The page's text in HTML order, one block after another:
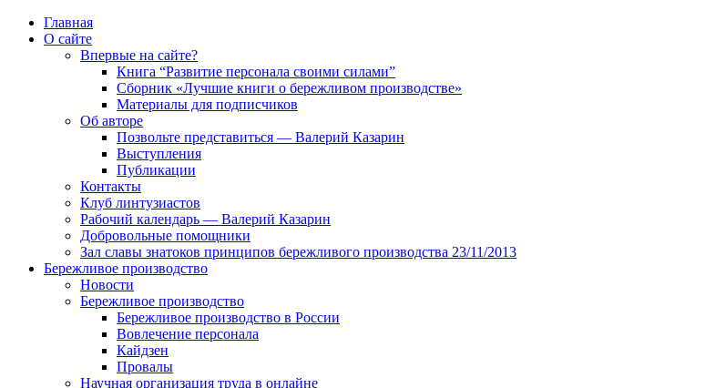
Главная
О сайте
Впервые на сайте?
Книга “Развитие персонала своими силами”
Сборник «Лучшие книги о бережливом производстве»
Материалы для подписчиков
Об авторе
Позвольте представиться — Валерий Казарин
Выступления
Публикации
Контакты
Клуб линтузиастов
Рабочий календарь — Валерий Казарин
Добровольные помощники
Зал славы знатоков принципов бережливого производства 23/11/2013
Бережливое производство
Новости
Бережливое производство
Бережливое производство в России
Вовлечение персонала
Кайдзен
Провалы
Научная организация труда в онлайне